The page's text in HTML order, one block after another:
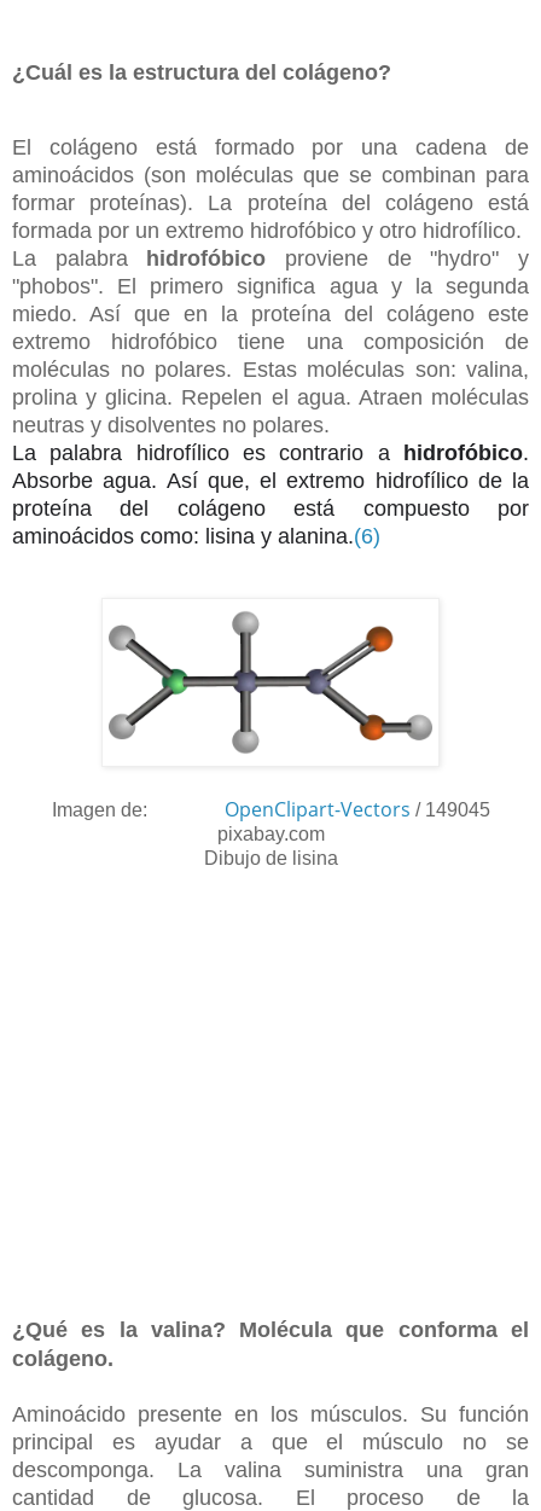
¿Cuál es la estructura del colágeno?
El colágeno está formado por una cadena de
aminoácidos (son moléculas que se combinan para
formar proteínas). La proteína del colágeno está
formada por un extremo hidrofóbico y otro hidrofílico.
La palabra
hidrofóbico proviene de "hydro" y
"phobos". El primero significa agua y la segunda
miedo. Así que en la proteína del colágeno este
extremo hidrofóbico tiene una composición de
moléculas no polares. Estas moléculas son: valina,
prolina y glicina. Repelen el agua. Atraen moléculas
neutras y disolventes no polares.
La palabra hidrofílico es contrario a
hidrofóbico.
Absorbe agua. Así que, el extremo hidrofílico de la
proteína del colágeno está compuesto
por
aminoácidos como: lisina y alanina.(6)
Imagen de: OpenClipart-Vectors / 149045
pixabay.com
Dibujo de lisina
¿Qué es la valina? Molécula que conforma el
colágeno.
Aminoácido presente en los músculos. Su función
principal es ayudar a que el músculo no se
descomponga. La valina suministra una gran
cantidad de glucosa. El proceso de la